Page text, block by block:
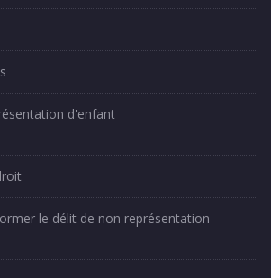
d'enfant
le délit de non représentation